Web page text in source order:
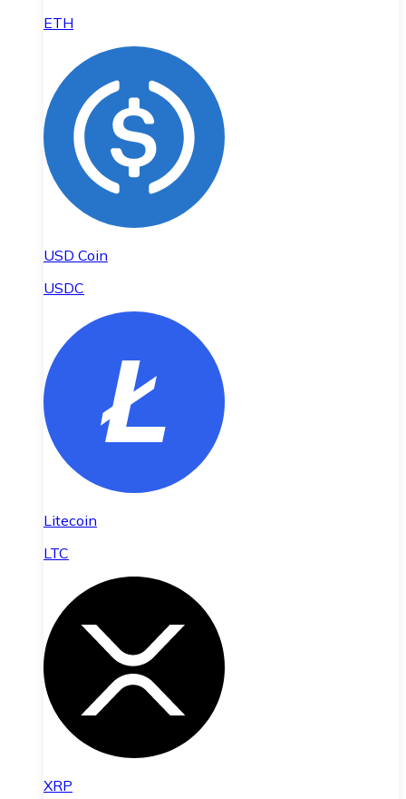
ETH
USD Coin
USDC
Litecoin
LTC
XRP